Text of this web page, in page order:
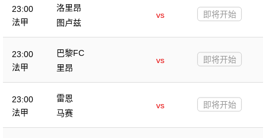
23:00
法甲
洛里昂
vs
图卢兹
即将开始
23:00
法甲
巴黎FC
vs
里昂
即将开始
23:00
法甲
雷恩
vs
马赛
即将开始